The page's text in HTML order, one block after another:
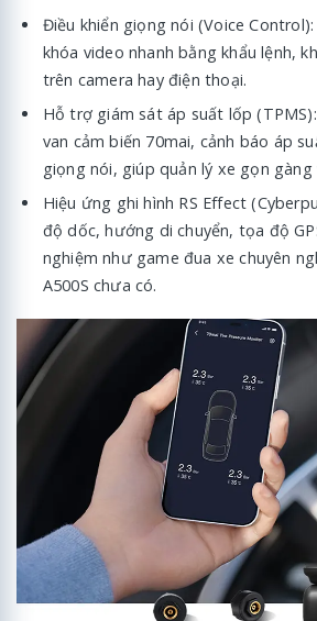
Điều khiển giọng nói (Voice
khóa video nhanh bằng khẩu lệnh,
trên camera hay điện thoại.
Hỗ trợ giám sát áp suất lốp
van cảm biến 70mai, cảnh báo áp
giọng nói, giúp quản lý xe gọn gàng
Hiệu ứng ghi hình RS Effect
độ dốc, hướng di chuyển, tọa độ
nghiệm như game đua xe chuyên
A500S chưa có.